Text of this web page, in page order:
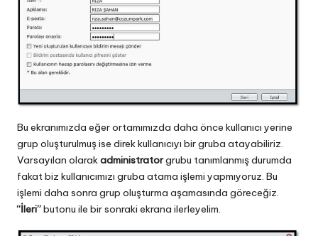
Bu ekranımızda eğer ortamımızda daha önce kullanıcı yerine
grup oluşturulmuş ise direk kullanıcıyı bir gruba atayabiliriz.
Varsayılan olarakadministratorgrubu tanımlanmış durumda
fakat biz kullanıcımızı gruba atama işlemi yapmıyoruz. Bu
işlemi daha sonra grup oluşturma aşamasında göreceğiz.
“İleri”butonu ile bir sonraki ekrana ilerleyelim.